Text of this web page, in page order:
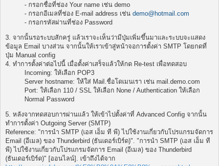
- กรอกชื่อที่ช่อง Your name เช่น demo
- กรอกอีเมลที่ช่อง E-mail address เช่น demo@hotmail.com
- กรอกรหัสผ่านที่ช่อง Password
3. จากนั้นรอระบบสักครู่ แล้วเราจะเห็นว่ามีปุ่มเพิ่มขึ้นมาและระบบจะแสดง
ข้อมูล Email บางส่วน จากนั้นให้เราเข้าสู่หน้าจอการตั้งค่า SMTP โดยกดที่
ปุ่ม Manual config
4. ทำการตั้งค่าต่อไปนี้ เมื่อตั้งค่าเสร็จแล้วให้กด Re-test เพื่อทดสอบ
Incoming: ให้เลือก POP3
Server hostname: ให้ใส่ Mail.ชื่อโดเมนเรา เช่น mail.demo.com
Port: ให้เลือก 110 / SSL ให้เลือก None / Authentication ให้เลือก
Normal Password
5. หลังจากทดสอบการผ่านแล้ว ให้เข้าไปตั้งค่าที่ Advanced Config จากนั้น
ทำการตั้งค่า Outgoing Server (SMTP)
Reference: "การนำ SMTP (เอส เอ็ม ที พี) ไปใช้งานเกี่ยวกับโปรแกรมจัดการ
Email (อีเมล) ของ Thunderbird (ธันเดอร์เบิร์ด)". "การนำ SMTP (เอส เอ็ม ที
พี) ไปใช้งานเกี่ยวกับโปรแกรมจัดการ Email (อีเมล) ของ Thunderbird
(ธันเดอร์เบิร์ด)" [ออนไลน์]. เข้าถึงได้จาก